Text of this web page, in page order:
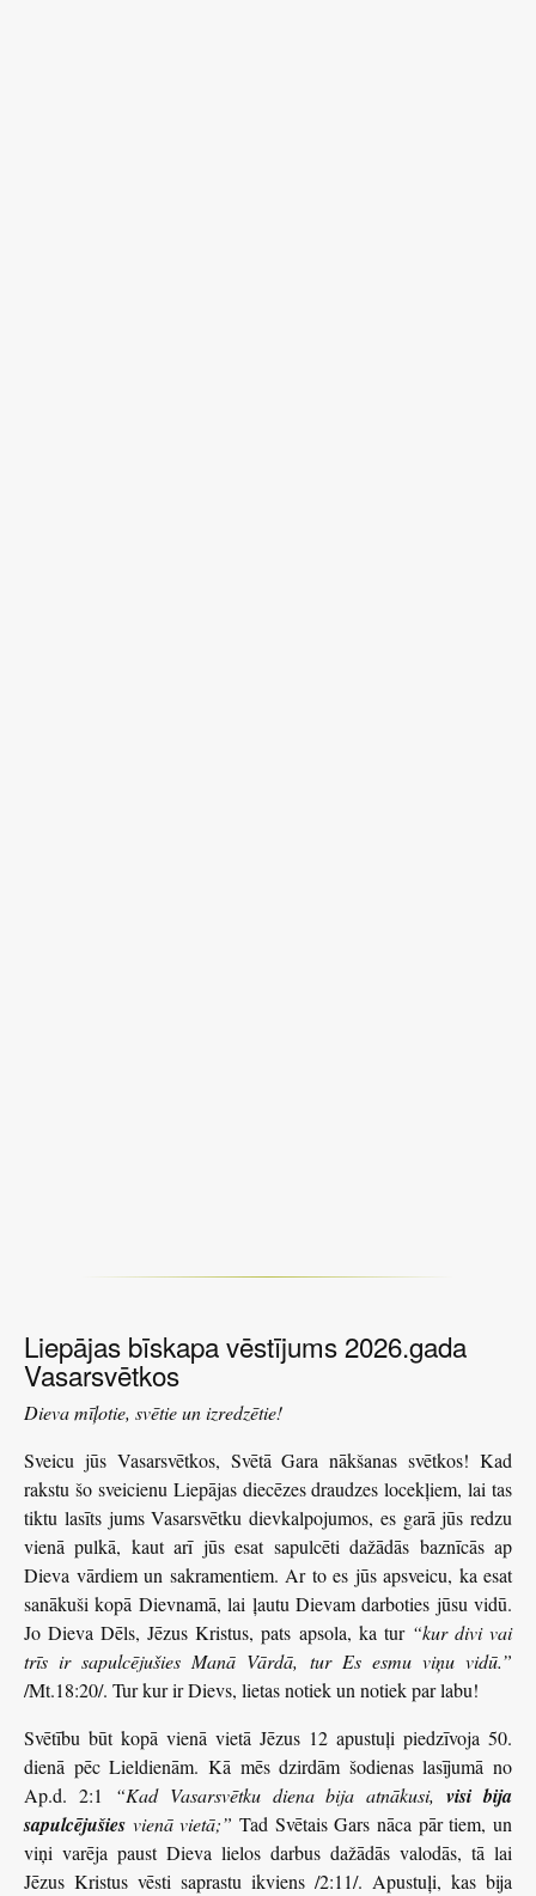
Liepājas bīskapa vēstījums 2026.gada
Vasarsvētkos
Dieva mīļotie, svētie un izredzētie!
Sveicu jūs Vasarsvētkos, Svētā Gara nākšanas svētkos! Kad
rakstu šo sveicienu Liepājas diecēzes draudzes locekļiem, lai tas
tiktu lasīts jums Vasarsvētku dievkalpojumos, es garā jūs redzu
vienā pulkā, kaut arī jūs esat sapulcēti dažādās baznīcās ap
Dieva vārdiem un sakramentiem. Ar to es jūs apsveicu, ka esat
sanākuši kopā Dievnamā, lai ļautu Dievam darboties jūsu vidū.
Jo Dieva Dēls, Jēzus Kristus, pats apsola, ka tur “kur divi vai
trīs ir sapulcējušies Manā Vārdā, tur Es esmu viņu vidū.”
/Mt.18:20/. Tur kur ir Dievs, lietas notiek un notiek par labu!
Svētību būt kopā vienā vietā Jēzus 12 apustuļi piedzīvoja 50.
dienā pēc Lieldienām. Kā mēs dzirdām šodienas lasījumā no
Ap.d. 2:1
“Kad Vasarsvētku diena bija atnākusi,visi bija
sapulcējušies vienā vietā;” Tad Svētais Gars nāca pār tiem, un
viņi varēja paust Dieva lielos darbus dažādās valodās, tā lai
Jēzus Kristus vēsti saprastu ikviens /2:11/. Apustuļi, kas bija